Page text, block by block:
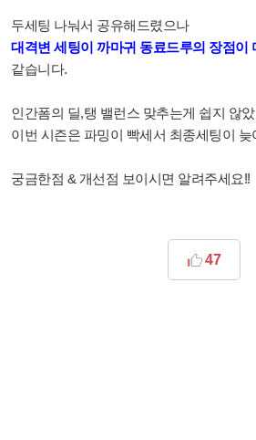
두세팅 나눠서 공유해드렸으나
대격변 세팅이 까마귀 동료드루의 장점이
같습니다.
인간폼의 딜,탱 밸런스 맞추는게 쉽지 않
이번 시즌은 파밍이 빡세서 최종세팅이 늦
궁금한점 & 개선점 보이시면 알려주세요!!
47